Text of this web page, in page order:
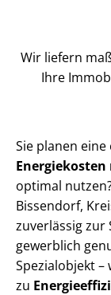
Wir liefern
Ihre
Sie planen
optimal
Bissendorf,
zuverlässig zur
gewerblich
Spezialobjekt
zu